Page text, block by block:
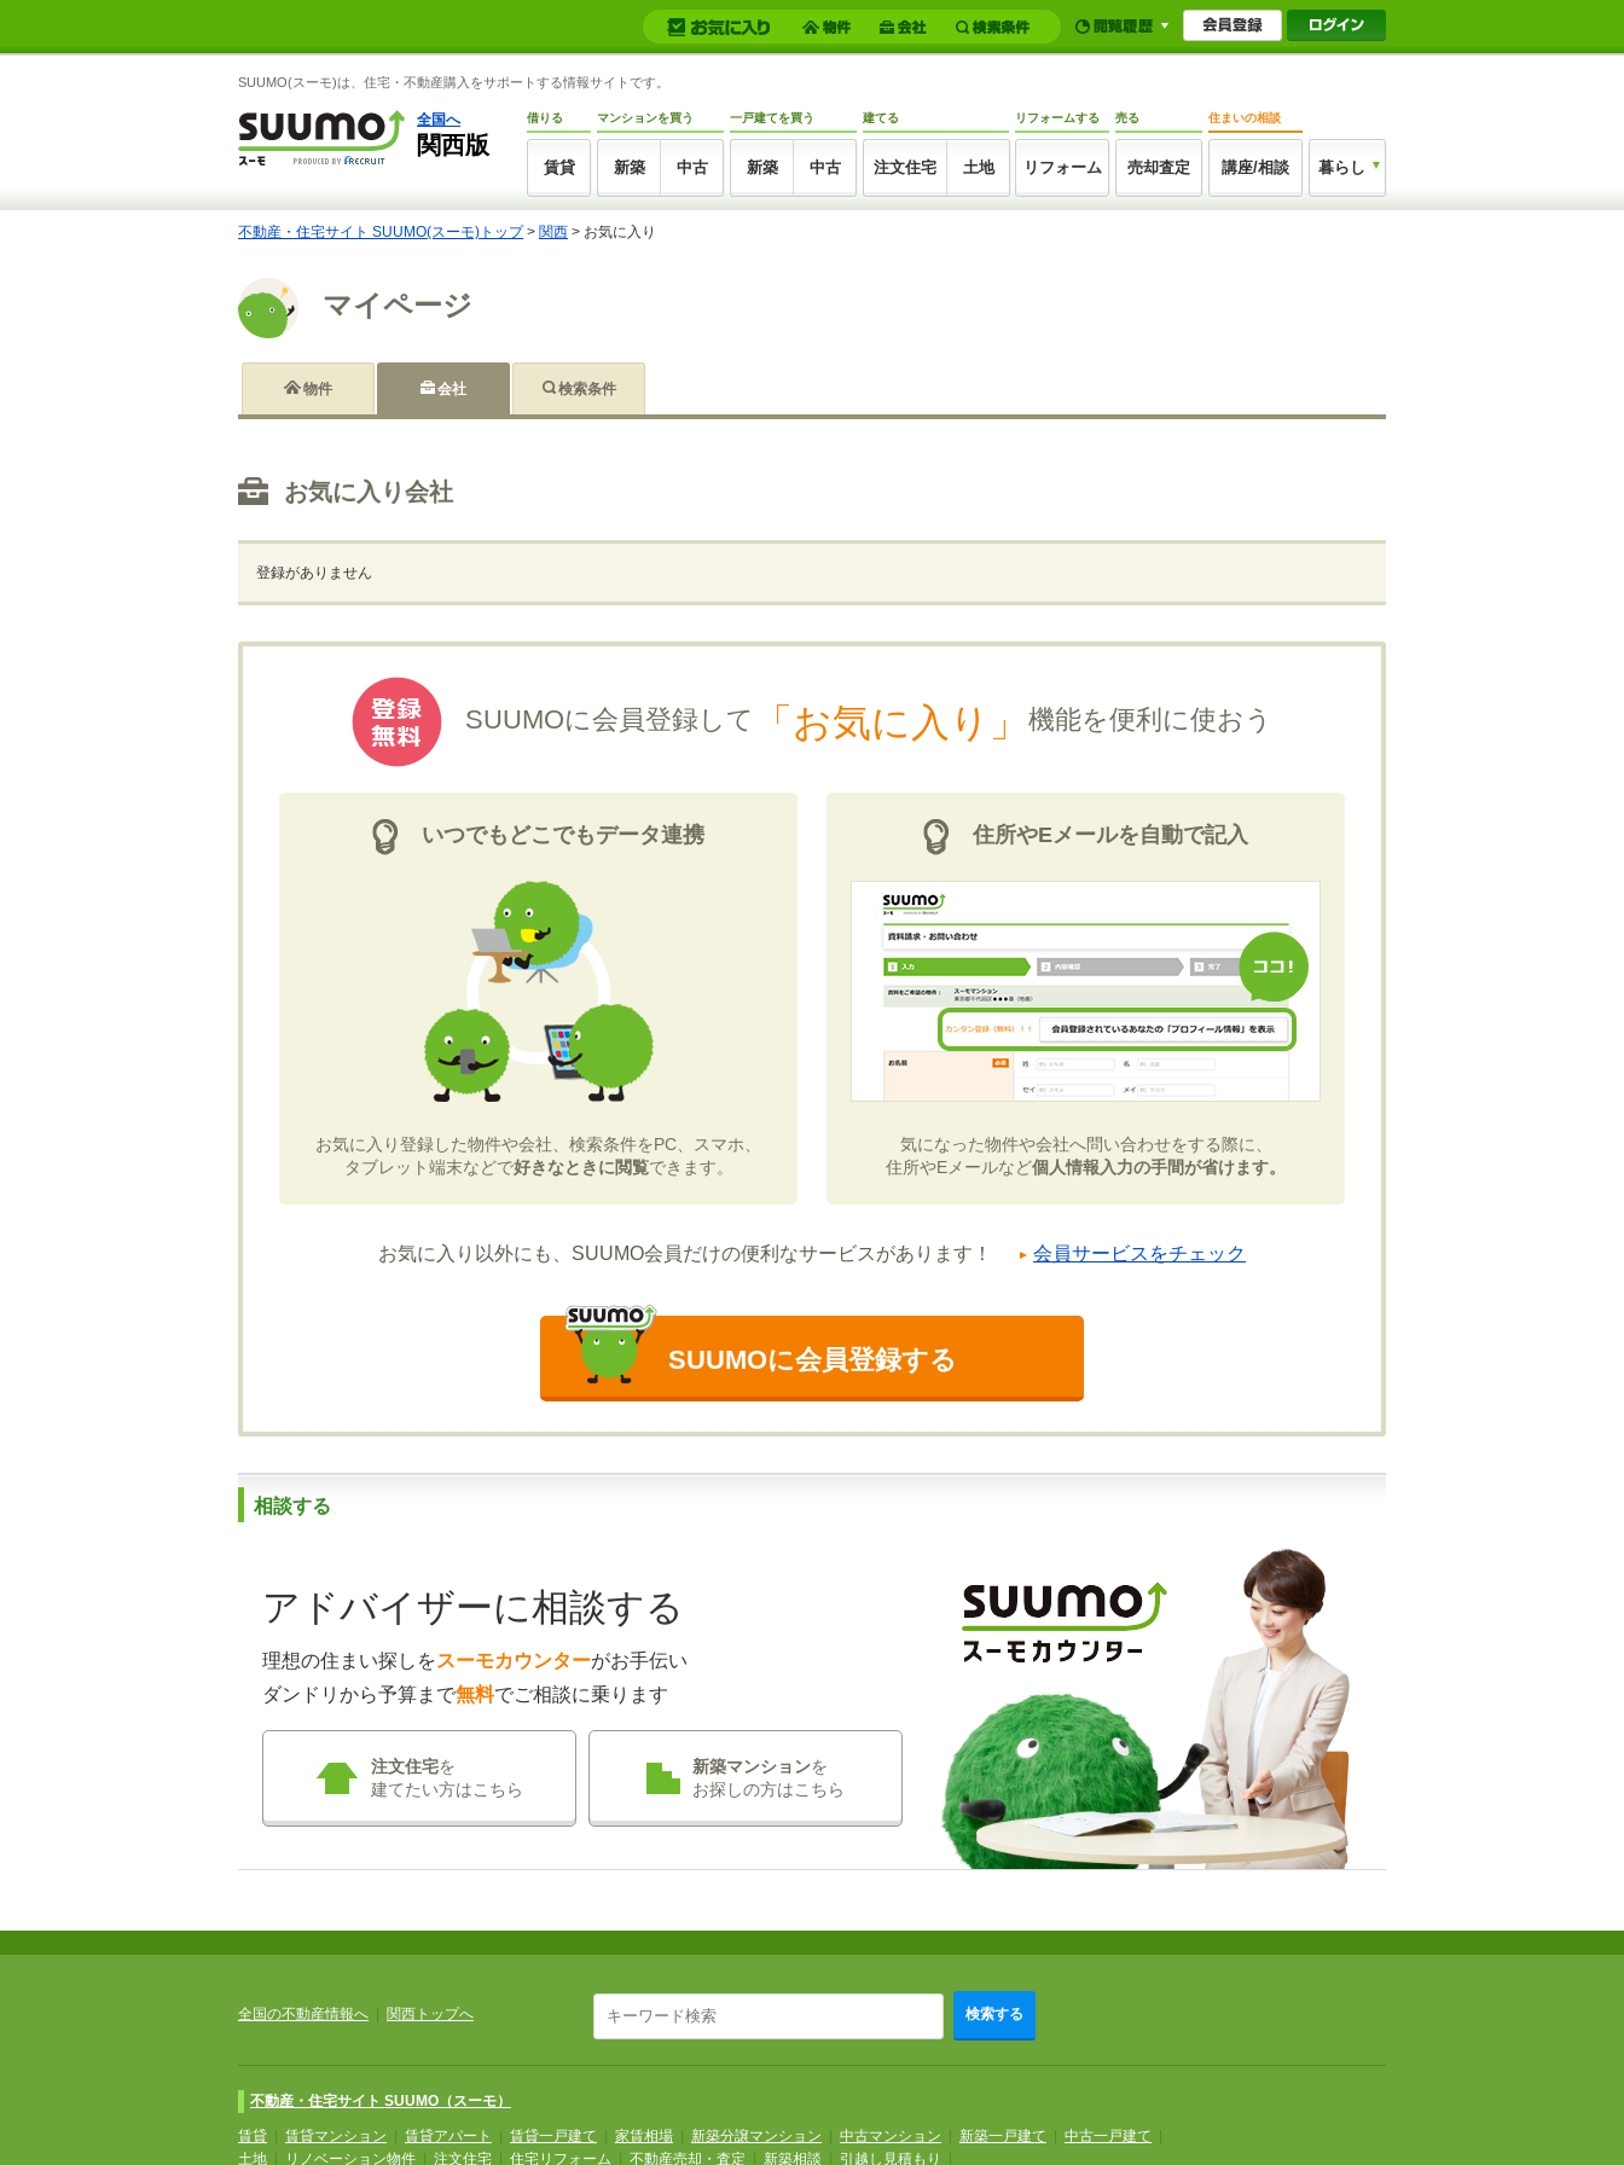
SUUMO(スーモ)は、住宅・不動産購入をサポートする情報サイトです。
全国へ
関西版
借りる
賃貸
マンションを買う
新築 中古
一戸建てを買う
新築 中古
建てる
注文住宅 土地
リフォームする
リフォーム
売る
売却査定
住まいの相談
講座/相談 暮らし
不動産・住宅サイト SUUMO(スーモ)トップ> 関西 > お気に入り
マイページ
物件 会社 検索条件
お気に入り会社
登録がありません
SUUMOに会員登録して 「お気に入り」 機能を便利に使おう
いつでもどこでもデータ連携
お気に入り登録した物件や会社、検索条件をPC、スマホ、
タブレット端末などで好きなときに閲覧できます。
住所やEメールを自動で記入
気になった物件や会社へ問い合わせをする際に、
住所やEメールなど個人情報入力の手間が省けます。
お気に入り以外にも、SUUMO会員だけの便利なサービスがあります！ 会員サービスをチェック
SUUMOに会員登録する
相談する
アドバイザーに相談する
理想の住まい探しをスーモカウンターがお手伝い
ダンドリから予算まで無料でご相談に乗ります
注文住宅を
建てたい方はこちら
新築マンションを
お探しの方はこちら
全国の不動産情報へ 関西トップへ 検索する
不動産・住宅サイト SUUMO（スーモ）
賃貸 賃貸マンション 賃貸アパート 賃貸一戸建て 家賃相場 新築分譲マンション 中古マンション 新築一戸建て 中古一戸建て
土地
リノベーション物件 注文住宅 住宅リフォーム 不動産売却・査定 新築相談 引越し見積もり